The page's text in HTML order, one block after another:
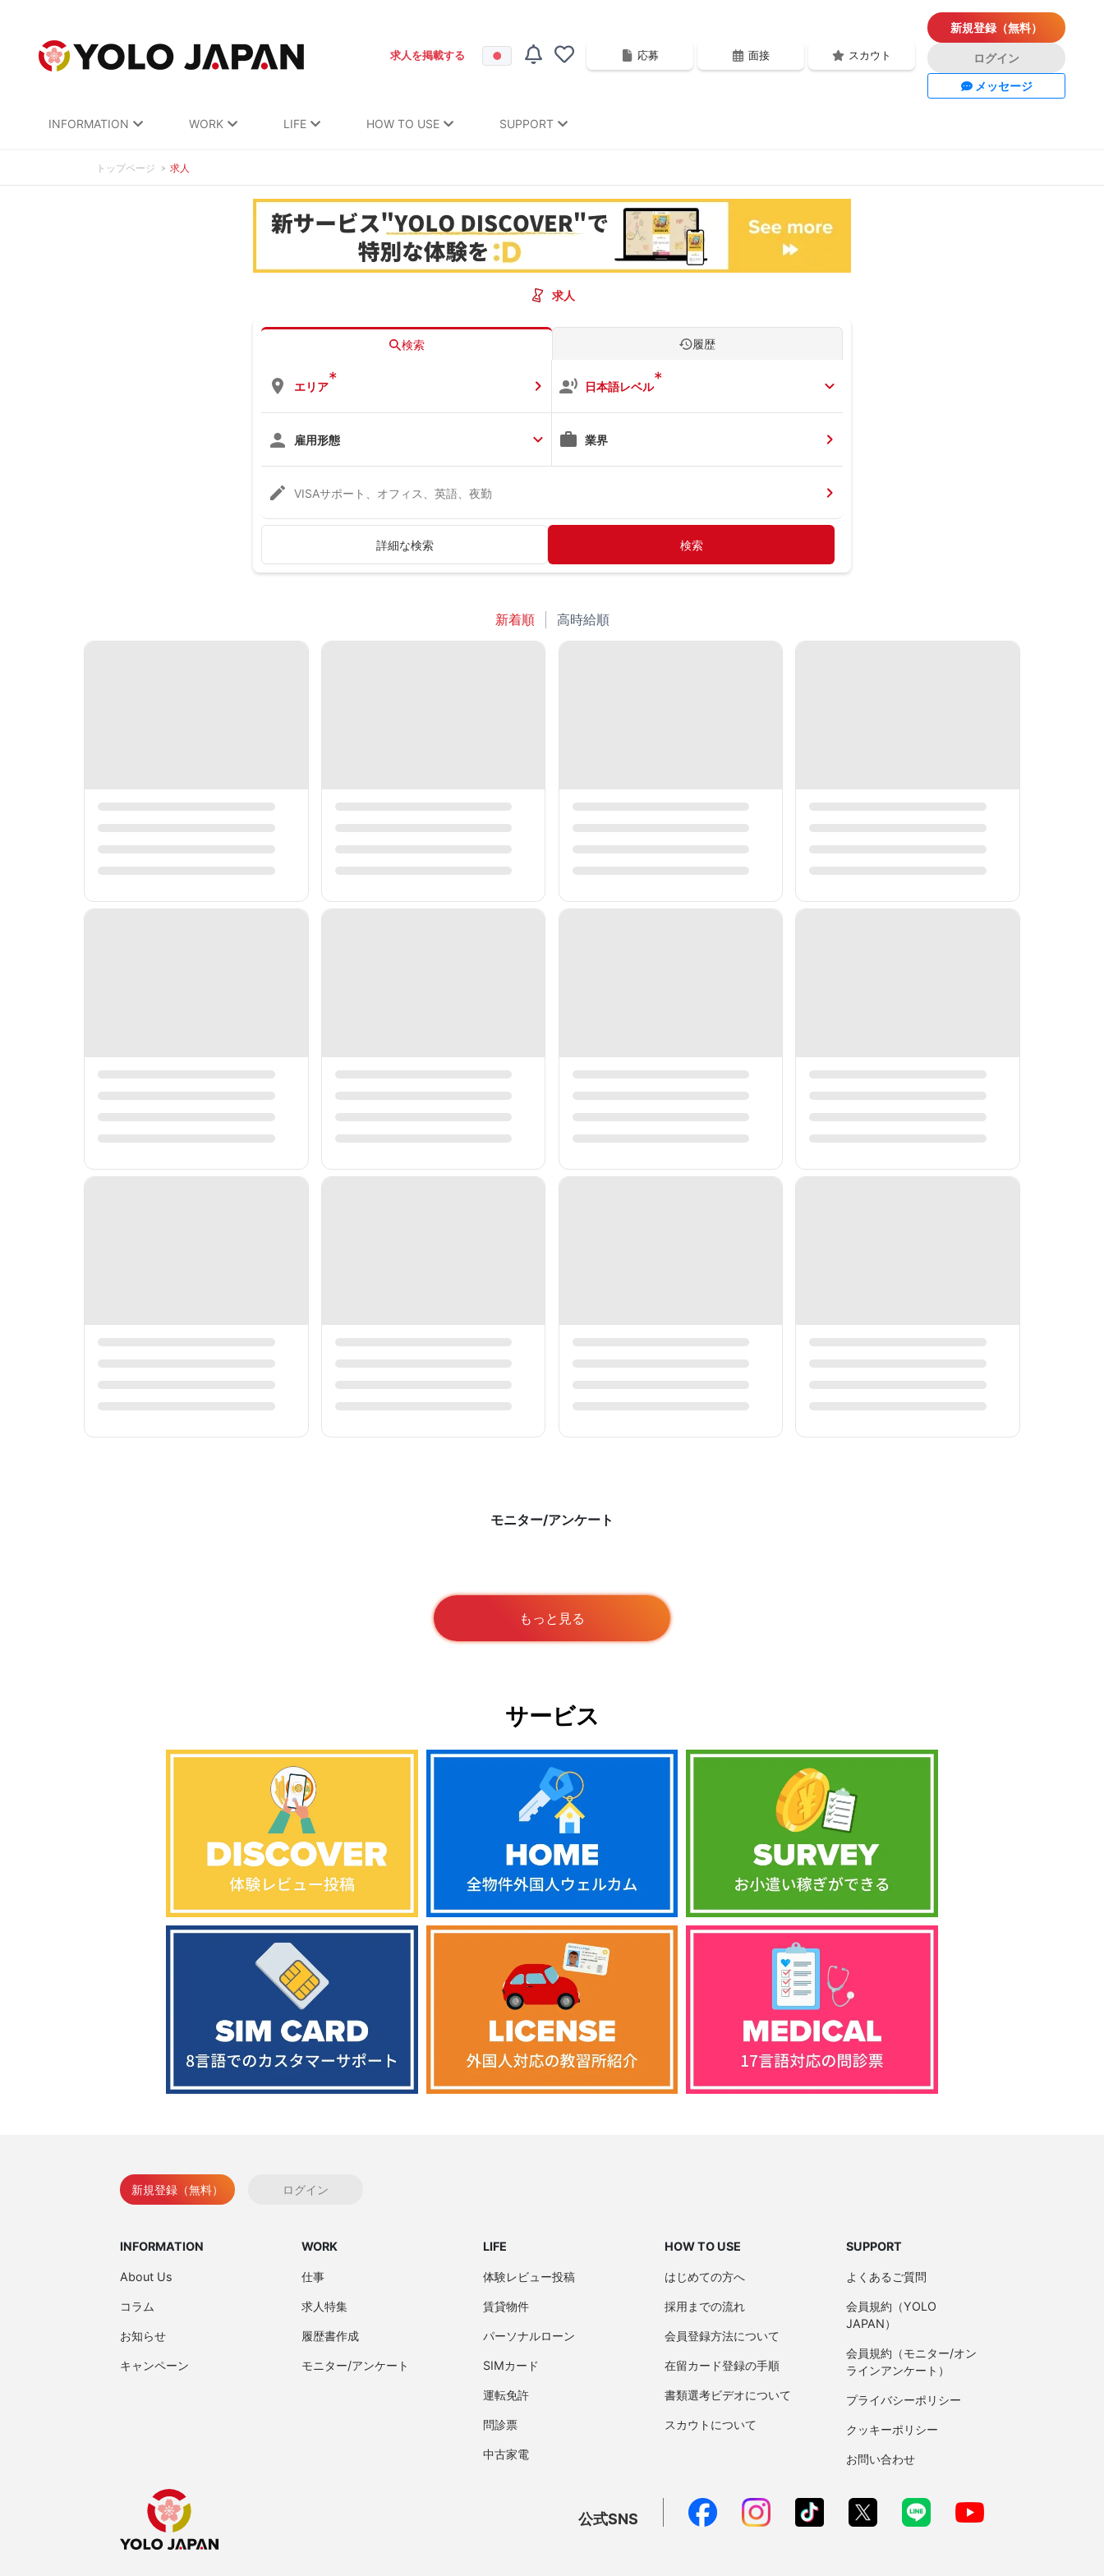
求人を掲載する 応募 面接 スカウト
新規登録（無料）
ログイン
メッセージ
INFORMATION WORK LIFE HOW TO USE SUPPORT
トップページ 求人
求人
検索 履歴
エリア* 日本語レベル*
雇用形態 業界
VISAサポート、オフィス、英語、夜勤
詳細な検索 検索
新着順 高時給順
モニター/アンケート
もっと見る
サービス
新規登録（無料） ログイン
INFORMATION
About Us
コラム
お知らせ
キャンペーン
WORK
仕事
求人特集
履歴書作成
モニター/アンケート
LIFE
体験レビュー投稿
賃貸物件
パーソナルローン
SIMカード
運転免許
問診票
中古家電
HOW TO USE
はじめての方へ
採用までの流れ
会員登録方法について
在留カード登録の手順
書類選考ビデオについて
スカウトについて
SUPPORT
よくあるご質問
会員規約（YOLO
JAPAN）
会員規約（モニター/オン
ラインアンケート）
プライバシーポリシー
クッキーポリシー
お問い合わせ
公式SNS